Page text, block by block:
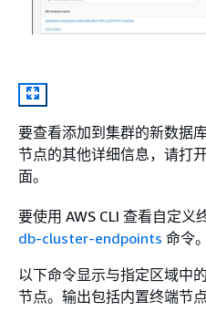
要查看添加到集群的新数据
节点的其他详细信息，请打
面。
要使用 AWS CLI 查看自定义
db-cluster-endpoints 命令。
以下命令显示与指定区域中
节点。输出包括内置终端节